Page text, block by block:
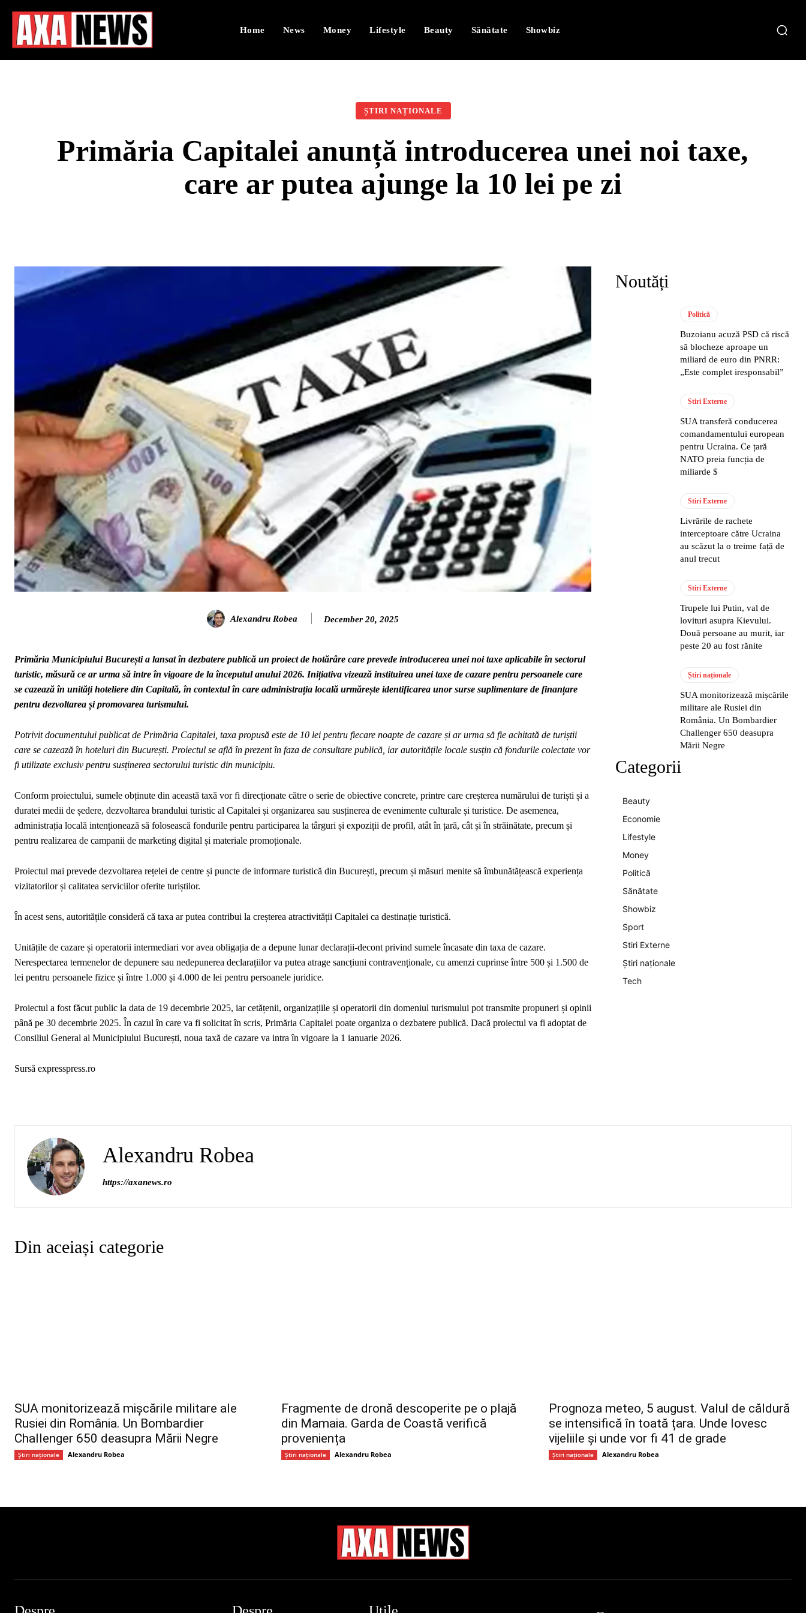
Home News Money Lifestyle Beauty Sănătate Showbiz
ȘTIRI NAȚIONALE
Primăria Capitalei anunță introducerea unei noi taxe,
care ar putea ajunge la 10 lei pe zi
Alexandru Robea December 20, 2025
Primăria Municipiului București a lansat în dezbatere publică un proiect de hotărâre care prevede introducerea unei noi taxe aplicabile în sectorul
turistic, măsură ce ar urma să intre în vigoare de la începutul anului 2026. Inițiativa vizează instituirea unei taxe de cazare pentru persoanele care
se cazează în unități hoteliere din Capitală, în contextul în care administrația locală urmărește identificarea unor surse suplimentare de finanțare
pentru dezvoltarea și promovarea turismului.
Potrivit documentului publicat de Primăria Capitalei, taxa propusă este de 10 lei pentru fiecare noapte de cazare și ar urma să fie achitată de turiștii
care se cazează în hoteluri din București. Proiectul se află în prezent în faza de consultare publică, iar autoritățile locale susțin că fondurile colectate vor
fi utilizate exclusiv pentru susținerea sectorului turistic din municipiu.
Conform proiectului, sumele obținute din această taxă vor fi direcționate către o serie de obiective concrete, printre care creșterea numărului de turiști și a
duratei medii de ședere, dezvoltarea brandului turistic al Capitalei și organizarea sau susținerea de evenimente culturale și turistice. De asemenea,
administrația locală intenționează să folosească fondurile pentru participarea la târguri și expoziții de profil, atât în țară, cât și în străinătate, precum și
pentru realizarea de campanii de marketing digital și materiale promoționale.
Proiectul mai prevede dezvoltarea rețelei de centre și puncte de informare turistică din București, precum și măsuri menite să îmbunătățească experiența
vizitatorilor și calitatea serviciilor oferite turiștilor.
În acest sens, autoritățile consideră că taxa ar putea contribui la creșterea atractivității Capitalei ca destinație turistică.
Unitățile de cazare și operatorii intermediari vor avea obligația de a depune lunar declarații-decont privind sumele încasate din taxa de cazare.
Nerespectarea termenelor de depunere sau nedepunerea declarațiilor va putea atrage sancțiuni contravenționale, cu amenzi cuprinse între 500 și 1.500 de
lei pentru persoanele fizice și între 1.000 și 4.000 de lei pentru persoanele juridice.
Proiectul a fost făcut public la data de 19 decembrie 2025, iar cetățenii, organizațiile și operatorii din domeniul turismului pot transmite propuneri și opinii
până pe 30 decembrie 2025. În cazul în care va fi solicitat în scris, Primăria Capitalei poate organiza o dezbatere publică. Dacă proiectul va fi adoptat de
Consiliul General al Municipiului București, noua taxă de cazare va intra în vigoare la 1 ianuarie 2026.
Sursă expresspress.ro
Noutăți
Politică
Buzoianu acuză PSD că riscă
să blocheze aproape un
miliard de euro din PNRR:
„Este complet iresponsabil”
Stiri Externe
SUA transferă conducerea
comandamentului european
pentru Ucraina. Ce țară
NATO preia funcția de
miliarde $
Stiri Externe
Livrările de rachete
interceptoare către Ucraina
au scăzut la o treime față de
anul trecut
Stiri Externe
Trupele lui Putin, val de
lovituri asupra Kievului.
Două persoane au murit, iar
peste 20 au fost rănite
Știri naționale
SUA monitorizează mișcările
militare ale Rusiei din
România. Un Bombardier
Challenger 650 deasupra
Mării Negre
Categorii
Beauty
Economie
Lifestyle
Money
Politică
Sănătate
Showbiz
Sport
Stiri Externe
Știri naționale
Tech
Alexandru Robea
https://axanews.ro
Din aceiași categorie
SUA monitorizează mișcările militare ale
Rusiei din România. Un Bombardier
Challenger 650 deasupra Mării Negre
Știri naționale Alexandru Robea
Fragmente de dronă descoperite pe o plajă
din Mamaia. Garda de Coastă verifică
proveniența
Știri naționale Alexandru Robea
Prognoza meteo, 5 august. Valul de căldură
se intensifică în toată țara. Unde lovesc
vijeliile și unde vor fi 41 de grade
Știri naționale Alexandru Robea